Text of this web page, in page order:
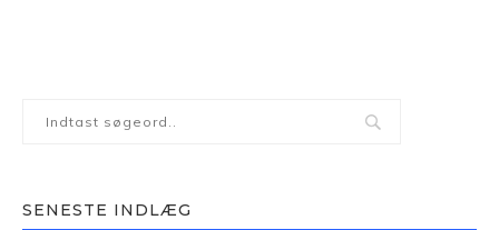
SENESTE INDLÆG